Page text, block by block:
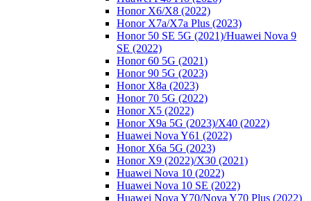
Honor X6/Х8 (2022)
Honor X7a/X7a Plus (2023)
Honor 50 SE 5G (2021)/Huawei Nova 9
SE (2022)
Honor 60 5G (2021)
Honor 90 5G (2023)
Honor X8a (2023)
Honor 70 5G (2022)
Honor X5 (2022)
Honor X9a 5G (2023)/Х40 (2022)
Huawei Nova Y61 (2022)
Honor X6a 5G (2023)
Honor X9 (2022)/Х30 (2021)
Huawei Nova 10 (2022)
Huawei Nova 10 SE (2022)
Huawei Nova Y70/Nova Y70 Plus (2022)